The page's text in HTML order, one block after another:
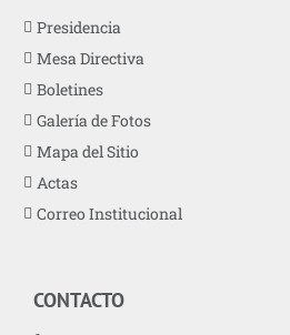
Presidencia
Mesa Directiva
Boletines
Galería de Fotos
Mapa del Sitio
Actas
Correo Institucional
CONTACTO